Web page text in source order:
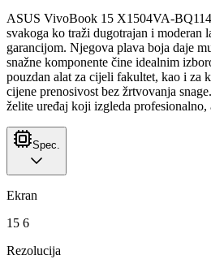
ASUS VivoBook 15 X1504VA-
svakoga ko traži dugotrajan i moderan
garancijom. Njegova plava boja daje
snažne komponente čine idealnim
pouzdan alat za cijeli fakultet, kao i za
cijene prenosivost bez žrtvovanja
želite uređaj koji izgleda profesionalno,
Spec.
Ekran
15 6
Rezolucija